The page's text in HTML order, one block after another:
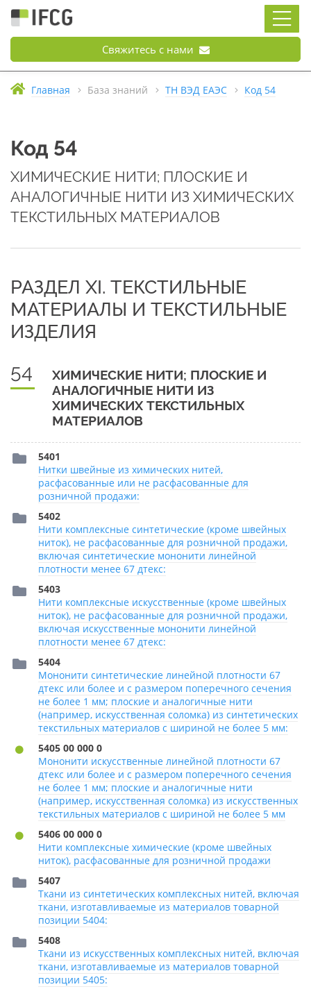
Свяжитесь с нами
Главная База знаний ТН ВЭД ЕАЭС Код 54
Код 54
ХИМИЧЕСКИЕ НИТИ; ПЛОСКИЕ И
АНАЛОГИЧНЫЕ НИТИ ИЗ ХИМИЧЕСКИХ
ТЕКСТИЛЬНЫХ МАТЕРИАЛОВ
РАЗДЕЛ XI. ТЕКСТИЛЬНЫЕ
МАТЕРИАЛЫ И ТЕКСТИЛЬНЫЕ
ИЗДЕЛИЯ
54
ХИМИЧЕСКИЕ НИТИ; ПЛОСКИЕ И
АНАЛОГИЧНЫЕ НИТИ ИЗ
ХИМИЧЕСКИХ ТЕКСТИЛЬНЫХ
МАТЕРИАЛОВ
5401
Нитки швейные из химических нитей,
расфасованные или не расфасованные для
розничной продажи:
5402
Нити комплексные синтетические (кроме швейных
ниток), не расфасованные для розничной продажи,
включая синтетические мононити линейной
плотности менее 67 дтекс:
5403
Нити комплексные искусственные (кроме швейных
ниток), не расфасованные для розничной продажи,
включая искусственные мононити линейной
плотности менее 67 дтекс:
5404
Мононити синтетические линейной плотности 67
дтекс или более и с размером поперечного сечения
не более 1 мм; плоские и аналогичные нити
(например, искусственная соломка) из синтетических
текстильных материалов с шириной не более 5 мм:
5405 00 000 0
Мононити искусственные линейной плотности 67
дтекс или более и с размером поперечного сечения
не более 1 мм; плоские и аналогичные нити
(например, искусственная соломка) из искусственных
текстильных материалов с шириной не более 5 мм
5406 00 000 0
Нити комплексные химические (кроме швейных
ниток), расфасованные для розничной продажи
5407
Ткани из синтетических комплексных нитей, включая
ткани, изготавливаемые из материалов товарной
позиции 5404:
5408
Ткани из искусственных комплексных нитей, включая
ткани, изготавливаемые из материалов товарной
позиции 5405: